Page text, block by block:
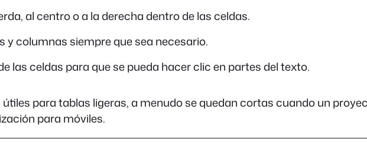
al centro o a la derecha dentro de las celdas.
y columnas siempre que sea necesario.
las celdas para que se pueda hacer clic en partes del texto.
para tablas ligeras, a menudo se quedan cortas cuando un
para móviles.